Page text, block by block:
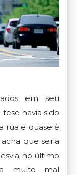
em seu
havia sido
rua e quase é
que seria
no último
muito mal